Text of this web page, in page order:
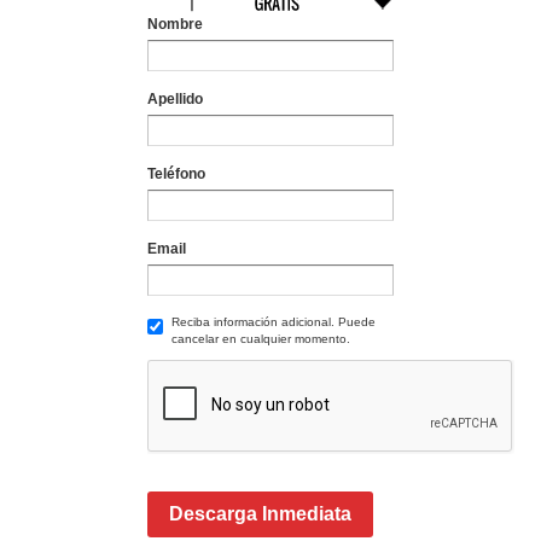
Nombre
Apellido
Teléfono
Email
Reciba información adicional. Puede
cancelar en cualquier momento.
Descarga Inmediata